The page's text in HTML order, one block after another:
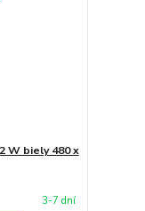
W biely 480 x
3-7 dní